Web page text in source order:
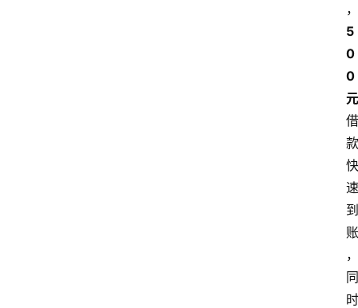
，
5
0
0
元
借
款
快
速
到
账
，
同
时